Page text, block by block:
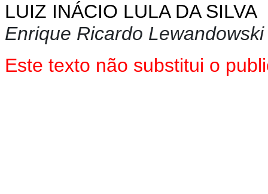
LUIZ INÁCIO LULA DA SILVA
Enrique Ricardo Lewandowski
Este texto não substitui o